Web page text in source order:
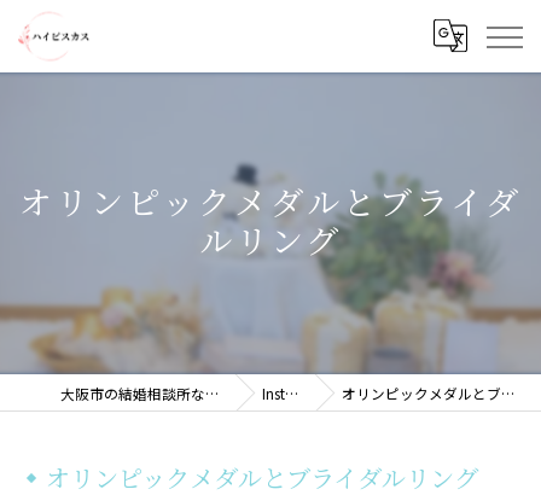
オリンピックメダルとブライダ
ルリング
大阪市の結婚相談所ならハイビスカス Instagram オリンピックメダルとブライダルリング
オリンピックメダルとブライダルリング